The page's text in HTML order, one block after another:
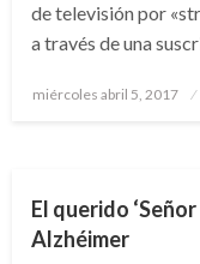
de televisión por
a través de una
Publicado
miércoles abril 5, 2017
El querido
Alzhéimer